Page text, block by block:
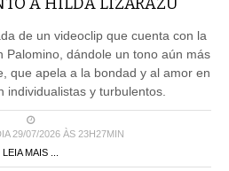
de un videoclip que cuenta con la
Palomino, dándole un tono aún más
que apela a la bondad y al amor en
individualistas y turbulentos.
29/07/2026 ÀS 23H27MIN
LEIA MAIS ...